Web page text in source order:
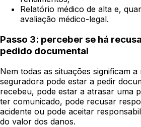
Relatório médico de alta e,
avaliação médico-legal.
Passo 3: perceber se há
pedido documental
Nem todas as situações significam a
seguradora pode estar a pedir
recebeu, pode estar a atrasar uma
ter comunicado, pode recusar
acidente ou pode aceitar
do valor dos danos.